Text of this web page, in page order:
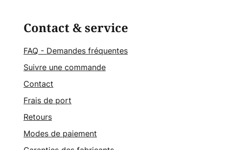
Contact & service
FAQ - Demandes fréquentes
Suivre une commande
Contact
Frais de port
Retours
Modes de paiement